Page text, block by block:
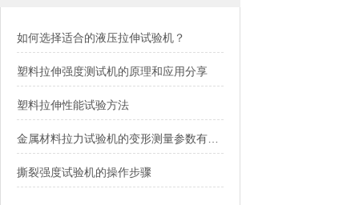
如何选择适合的液压拉伸试验机？
塑料拉伸强度测试机的原理和应用分享
塑料拉伸性能试验方法
撕裂强度试验机的操作步骤